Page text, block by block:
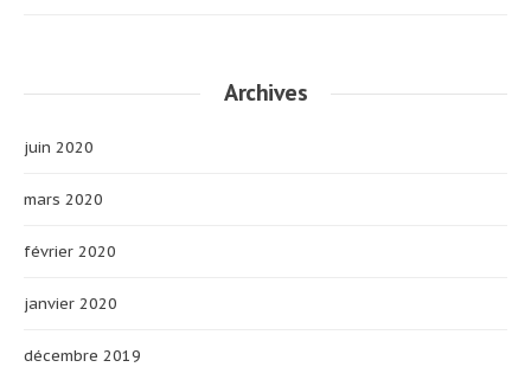
Archives
juin 2020
mars 2020
février 2020
janvier 2020
décembre 2019